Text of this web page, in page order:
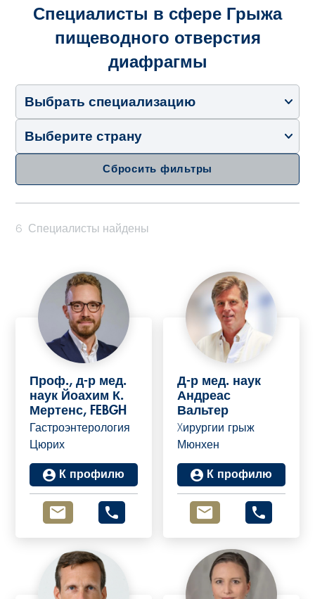
Специалисты в сфере Грыжа
пищеводного отверстия
диафрагмы
Выбрать специализацию
Выберите страну
Сбросить фильтры
6 Специалисты найдены
Проф., д-р мед.
наук Йоахим К.
Мертенс, FEBGH
Гастроэнтерология
Цюрих
К профилю
Д-р мед. наук
Андреас
Вальтер
Xирургии грыж
Мюнхен
К профилю